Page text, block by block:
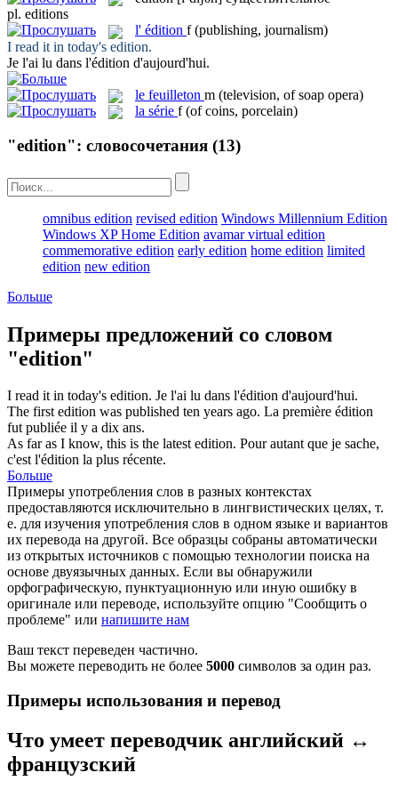
pl. editions
l' édition f (publishing, journalism)
I read it in today's edition.
Je l'ai lu dans l'édition d'aujourd'hui.
le feuilleton m (television, of soap opera)
la série f (of coins, porcelain)
"edition": словосочетания (13)
omnibus edition revised edition Windows Millennium Edition
Windows XP Home Edition avamar virtual edition
commemorative edition early edition home edition limited
edition new edition
Больше
Примеры предложений со словом
"edition"
I read it in today's edition. Je l'ai lu dans l'édition d'aujourd'hui.
The firstedition was published ten years ago. La première édition
fut publiée il y a dix ans.
As far as I know, this is the latestedition. Pour autant que je sache,
c'est l'édition la plus récente.
Больше
Примеры употребления слов в разных контекстах
предоставляются исключительно в лингвистических целях, т.
е. для изучения употребления слов в одном языке и вариантов
их перевода на другой. Все образцы собраны автоматически
из открытых источников с помощью технологии поиска на
основе двуязычных данных. Если вы обнаружили
орфографическую, пунктуационную или иную ошибку в
оригинале или переводе, используйте опцию "Сообщить о
проблеме" или напишите нам
Ваш текст переведен частично.
Вы можете переводить не более 5000 символов за один раз.
Примеры использования и перевод
Что умеет переводчик английский ↔
французский